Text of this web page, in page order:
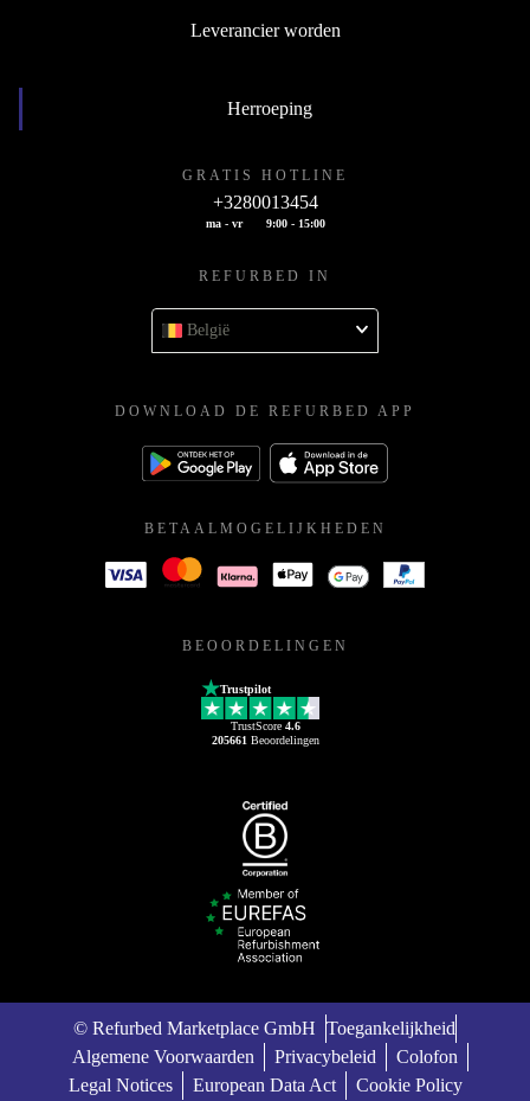
Leverancier worden
Herroeping
GRATIS HOTLINE
+3280013454
ma - vr 9:00 - 15:00
REFURBED IN
België
DOWNLOAD DE REFURBED APP
BETAALMOGELIJKHEDEN
BEOORDELINGEN
Trustpilot
TrustScore 4.6
205661 Beoordelingen
© Refurbed Marketplace GmbH Toegankelijkheid
Algemene Voorwaarden
Privacybeleid
Colofon
Legal Notices
European Data Act Cookie Policy